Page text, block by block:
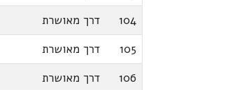
104
דרך מאושרת
105
דרך מאושרת
106
דרך מאושרת